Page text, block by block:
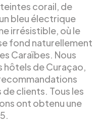
corail, de
bleu électrique
irrésistible, où le
fond naturellement
Caraïbes. Nous
hôtels de Curaçao,
clients. Tous les
ont obtenu une